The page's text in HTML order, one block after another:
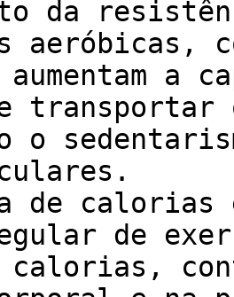
da
aeróbicas,
a
o
de
de
calorias,